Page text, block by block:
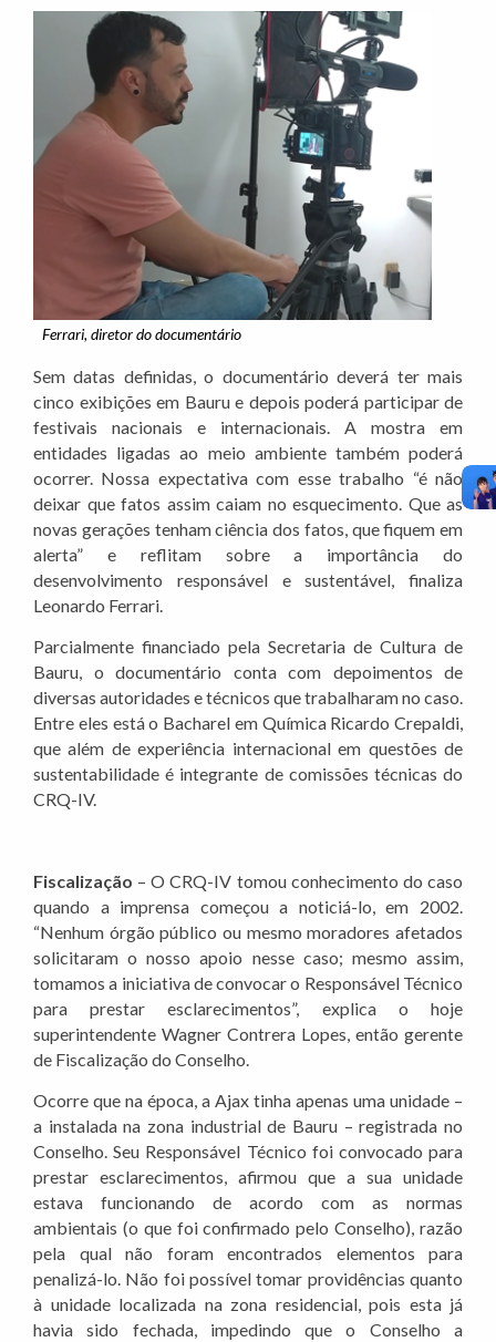
Ferrari, diretor do documentário
Sem datas definidas, o documentário deverá ter mais
cinco exibições em Bauru e depois poderá participar de
festivais nacionais e internacionais. A mostra em
entidades ligadas ao meio ambiente também poderá
ocorrer. Nossa expectativa com esse trabalho “é não
deixar que fatos assim caiam no esquecimento. Que as
novas gerações tenham ciência dos fatos, que fiquem em
alerta” e reflitam sobre a importância do
desenvolvimento responsável e sustentável, finaliza
Leonardo Ferrari.
Parcialmente financiado pela Secretaria de Cultura de
Bauru, o documentário conta com depoimentos de
diversas autoridades e técnicos que trabalharam no caso.
Entre eles está o Bacharel em Química Ricardo Crepaldi,
que além de experiência internacional em questões de
sustentabilidade é integrante de comissões técnicas do
CRQ-IV.
Fiscalização – O CRQ-IV tomou conhecimento do caso
quando a imprensa começou a noticiá-lo, em 2002.
“Nenhum órgão público ou mesmo moradores afetados
solicitaram o nosso apoio nesse caso; mesmo assim,
tomamos a iniciativa de convocar o Responsável Técnico
para prestar esclarecimentos”, explica o hoje
superintendente Wagner Contrera Lopes, então gerente
de Fiscalização do Conselho.
Ocorre que na época, a Ajax tinha apenas uma unidade –
a instalada na zona industrial de Bauru – registrada no
Conselho. Seu Responsável Técnico foi convocado para
prestar esclarecimentos, afirmou que a sua unidade
estava funcionando de acordo com as normas
ambientais (o que foi confirmado pelo Conselho), razão
pela qual não foram encontrados elementos para
penalizá-lo. Não foi possível tomar providências quanto
à unidade localizada na zona residencial, pois esta já
havia sido fechada, impedindo que o Conselho a